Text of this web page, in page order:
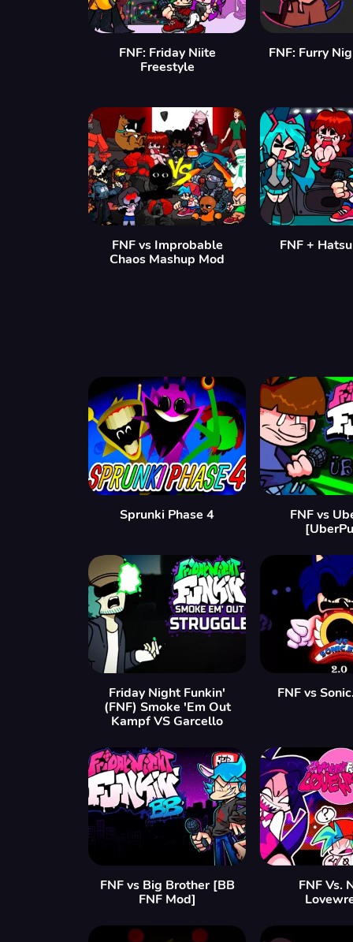
FNF: Friday Niite
Freestyle
FNF: Furry
FNF vs Improbable
Chaos Mashup Mod
FNF +
Sprunki Phase 4
FNF vs
Friday Night Funkin'
(FNF) Smoke 'Em Out
Kampf VS Garcello
FNF vs
FNF vs Big Brother [BB
FNF Mod]
FNF Vs.